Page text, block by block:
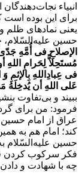
انبیاء
برای این بوده
یعنی نمادهای ظلم
حسین
مُستَحِلاًّ لِحَرامِ اللهِ
فی عِبادِاللهِ بِالإثمِ
عَلی اللهِ أن یُدخِلَهُ
ببیند و بی‌تفاوت
فرمود: من برای
عراق از امام حسین
کند؛ امام هم به
حسین علیه‌السّلام
فکر سرکوب کردن
چه با شهادت و دادن خون.